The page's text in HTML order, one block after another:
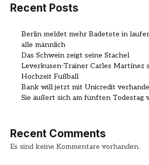
Recent Posts
Berlin meldet mehr Badetote in
alle männlich
Das Schwein zeigt seine Stachel
Leverkusen-Trainer Carles Martínez
Hochzeit Fußball
Bank will jetzt mit Unicredit
Sie äußert sich am fünften Todestag
Recent Comments
Es sind keine Kommentare vorhanden.